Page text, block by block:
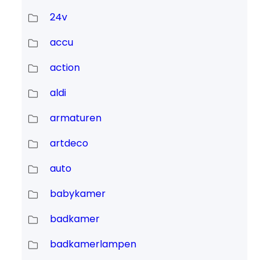
24v
accu
action
aldi
armaturen
artdeco
auto
babykamer
badkamer
badkamerlampen